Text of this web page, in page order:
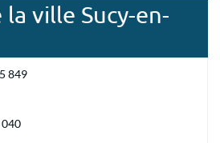
ville Sucy-en-
849
040